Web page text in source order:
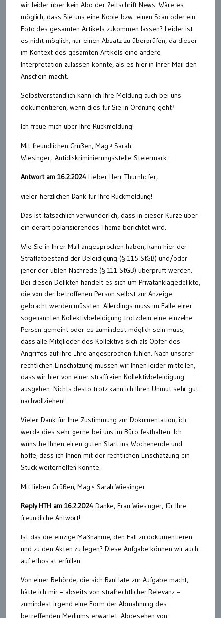
wir leider über kein Abo der Zeitschrift News. Wäre es
möglich, dass Sie uns eine Kopie bzw. einen Scan oder ein
Foto des gesamten Artikels zukommen lassen? Leider ist
es nicht möglich, nur einen Absatz zu überprüfen, da dieser
im Kontext des gesamten Artikels eine andere
Interpretation zulassen könnte, als es hier in Ihrer Mail den
Anschein macht.
Selbstverständlich kann ich Ihre Meldung auch bei uns
dokumentieren, wenn dies für Sie in Ordnung geht?
Ich freue mich über Ihre Rückmeldung!
Mit freundlichen Grüßen, Mag.ª Sarah
Wiesinger, Antidiskriminierungsstelle Steiermark
Antwort am 16.2.2024 Lieber Herr Thurnhofer,
vielen herzlichen Dank für Ihre Rückmeldung!
Das ist tatsächlich verwunderlich, dass in dieser Kürze über
ein derart polarisierendes Thema berichtet wird.
Wie Sie in Ihrer Mail angesprochen haben, kann hier der
Straftatbestand der Beleidigung (§ 115 StGB) und/oder
jener der üblen Nachrede (§ 111 StGB) überprüft werden.
Bei diesen Delikten handelt es sich um Privatanklagedelikte,
die von der betroffenen Person selbst zur Anzeige
gebracht werden müssten. Allerdings muss im Falle einer
sogenannten Kollektivbeleidigung trotzdem eine einzelne
Person gemeint oder es zumindest möglich sein muss,
dass alle Mitglieder des Kollektivs sich als Opfer des
Angriffes auf ihre Ehre angesprochen fühlen. Nach unserer
rechtlichen Einschätzung müssen wir Ihnen leider mitteilen,
dass wir hier von einer straffreien Kollektivbeleidigung
ausgehen. Nichts desto trotz kann ich Ihren Unmut sehr gut
nachvollziehen!
Vielen Dank für Ihre Zustimmung zur Dokumentation, ich
werde dies sehr gerne bei uns im Büro festhalten. Ich
wünsche Ihnen einen guten Start ins Wochenende und
hoffe, dass ich Ihnen mit der rechtlichen Einschätzung ein
Stück weiterhelfen konnte.
Mit lieben Grüßen, Mag.ª Sarah Wiesinger
Reply HTH am 16.2.2024 Danke, Frau Wiesinger, für Ihre
freundliche Antwort!
Ist das die einzige Maßnahme, den Fall zu dokumentieren
und zu den Akten zu legen? Diese Aufgabe können wir auch
auf ethos.at erfüllen.
Von einer Behörde, die sich BanHate zur Aufgabe macht,
hätte ich mir – abseits von strafrechtlicher Relevanz –
zumindest irgend eine Form der Abmahnung des
betreffenden Mediums erwartet. Abgesehen von